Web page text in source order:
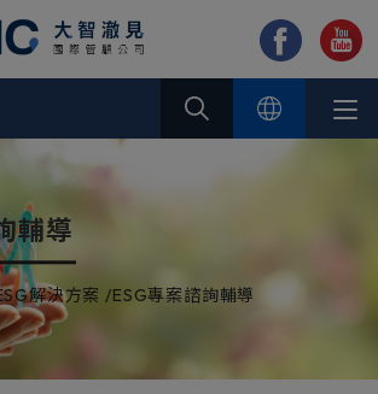
輔導
解決方案 ESG專案諮詢輔導